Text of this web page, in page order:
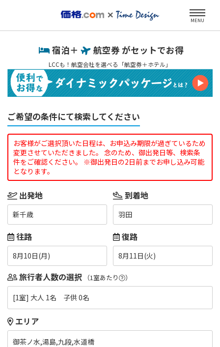
MENU
宿泊＋ 航空券 がセットでお得
LCCも！航空会社を選べる「航空券＋ホテル」
ご希望の条件にて検索してください
お客様がご選択頂いた日程は、お申込み期限が過ぎているため
変更させていただきました。 念のため、御出発日等、検索条
件をご確認ください。 ※御出発日の2日前までお申し込み可能
となります。
出発地
新千歳
到着地
羽田
往路
8月10日(月)
復路
8月11日(火)
旅行者人数の選択 （1室あたり ）
[1室] 大人 1名 子供 0名
エリア
御茶ノ水,湯島,九段,水道橋